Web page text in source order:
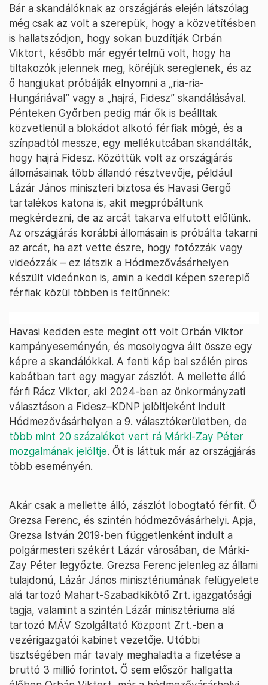
Bár a skandálóknak az országjárás elején látszólag
még csak az volt a szerepük, hogy a közvetítésben
is hallatszódjon, hogy sokan buzdítják Orbán
Viktort, később már egyértelmű volt, hogy ha
tiltakozók jelennek meg, köréjük sereglenek, és az
ő hangjukat próbálják elnyomni a „ria-ria-
Hungáriával” vagy a „hajrá, Fidesz” skandálásával.
Pénteken Győrben pedig már ők is beálltak
közvetlenül a blokádot alkotó férfiak mögé, és a
színpadtól messze, egy mellékutcában skandálták,
hogy hajrá Fidesz. Közöttük volt az országjárás
állomásainak több állandó résztvevője, például
Lázár János miniszteri biztosa és Havasi Gergő
tartalékos katona is, akit megpróbáltunk
megkérdezni, de az arcát takarva elfutott előlünk.
Az országjárás korábbi állomásain is próbálta takarni
az arcát, ha azt vette észre, hogy fotózzák vagy
videózzák – ez látszik a Hódmezővásárhelyen
készült videónkon is, amin a keddi képen szereplő
férfiak közül többen is feltűnnek:
Havasi kedden este megint ott volt Orbán Viktor
kampányeseményén, és mosolyogva állt össze egy
képre a skandálókkal. A fenti kép bal szélén piros
kabátban tart egy magyar zászlót. A mellette álló
férfi Rácz Viktor, aki 2024-ben az önkormányzati
választáson a Fidesz–KDNP jelöltjeként indult
Hódmezővásárhelyen a 9. választókerületben, de
több mint 20 százalékot vert rá Márki-Zay Péter
mozgalmának jelöltje. Őt is láttuk már az országjárás
több eseményén.
Akár csak a mellette álló, zászlót lobogtató férfit. Ő
Grezsa Ferenc, és szintén hódmezővásárhelyi. Apja,
Grezsa István 2019-ben függetlenként indult a
polgármesteri székért Lázár városában, de Márki-
Zay Péter legyőzte. Grezsa Ferenc jelenleg az állami
tulajdonú, Lázár János minisztériumának felügyelete
alá tartozó Mahart-Szabadkikötő Zrt. igazgatósági
tagja, valamint a szintén Lázár minisztériuma alá
tartozó MÁV Szolgáltató Központ Zrt.-ben a
vezérigazgatói kabinet vezetője. Utóbbi
tisztségében már tavaly meghaladta a fizetése a
bruttó 3 millió forintot. Ő sem először hallgatta